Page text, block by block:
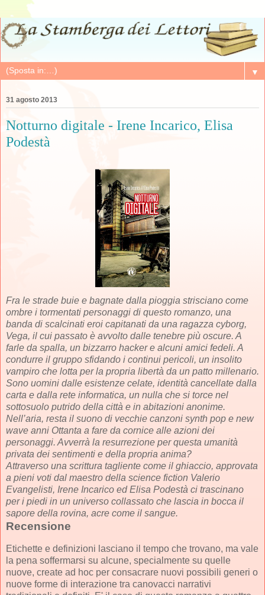
▼
31 agosto 2013
Notturno digitale - Irene Incarico, Elisa
Podestà
Fra le strade buie e bagnate dalla pioggia strisciano come
ombre i tormentati personaggi di questo romanzo, una
banda di scalcinati eroi capitanati da una ragazza cyborg,
Vega, il cui passato è avvolto dalle tenebre più oscure. A
farle da spalla, un bizzarro hacker e alcuni amici fedeli. A
condurre il gruppo sfidando i continui pericoli, un insolito
vampiro che lotta per la propria libertà da un patto millenario.
Sono uomini dalle esistenze celate, identità cancellate dalla
carta e dalla rete informatica, un nulla che si torce nel
sottosuolo putrido della città e in abitazioni anonime.
Nell’aria, resta il suono di vecchie canzoni synth pop e new
wave anni Ottanta a fare da cornice alle azioni dei
personaggi. Avverrà la resurrezione per questa umanità
privata dei sentimenti e della propria anima?
Attraverso una scrittura tagliente come il ghiaccio, approvata
a pieni voti dal maestro della science fiction Valerio
Evangelisti, Irene Incarico ed Elisa Podestà ci trascinano
per i piedi in un universo collassato che lascia in bocca il
sapore della rovina, acre come il sangue.
Recensione
Etichette e definizioni lasciano il tempo che trovano, ma vale
la pena soffermarsi su alcune, specialmente su quelle
nuove, create ad hoc per consacrare nuovi possibili generi o
nuove forme di interazione tra canovacci narrativi